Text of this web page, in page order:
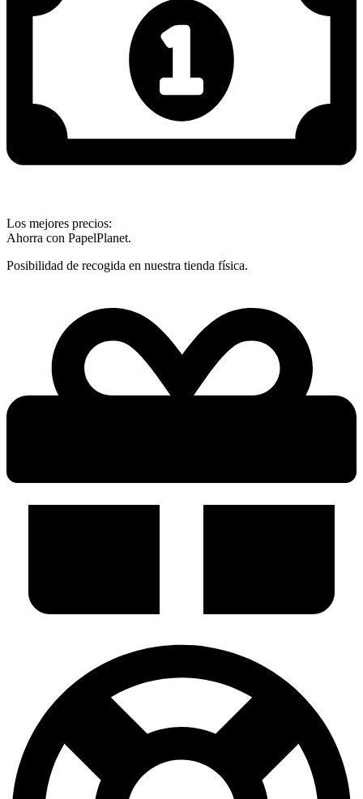
Los mejores precios:
Ahorra con PapelPlanet.
Posibilidad de recogida en nuestra tienda física.